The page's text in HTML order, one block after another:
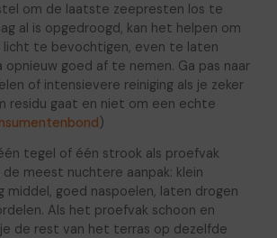
om de laatste zeepresten los te
al is opgedroogd, kan het helpen om
licht te bevochtigen, even te laten
opnieuw goed af te nemen. Ga pas naar
of intensievere reiniging als je zeker
residu gaat en niet om een echte
)
tegel of één strook als proefvak
de meest nuchtere aanpak: klein
middel, goed naspoelen, laten drogen
Als het proefvak schoon en
de rest van het terras op dezelfde